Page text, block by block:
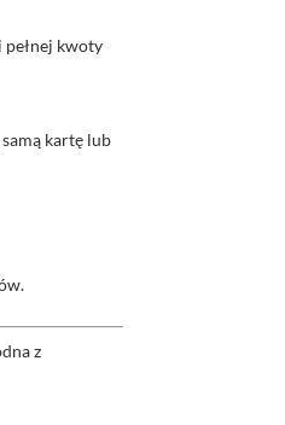
kwoty
kartę lub
z